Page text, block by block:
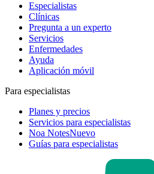
Especialistas
Clínicas
Pregunta a un experto
Servicios
Enfermedades
Ayuda
Aplicación móvil
Para especialistas
Planes y precios
Servicios para especialistas
Noa NotesNuevo
Guías para especialistas